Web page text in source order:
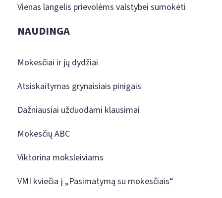
Vienas langelis prievolėms valstybei sumokėti
NAUDINGA
Mokesčiai ir jų dydžiai
Atsiskaitymas grynaisiais pinigais
Dažniausiai užduodami klausimai
Mokesčių ABC
Viktorina moksleiviams
VMI kviečia į „Pasimatymą su mokesčiais“